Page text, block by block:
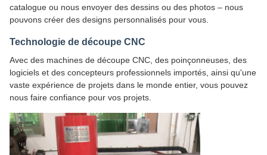
catalogue ou nous envoyer des dessins ou des photos – nous
pouvons créer des designs personnalisés pour vous.
Technologie de découpe CNC
Avec des machines de découpe CNC, des poinçonneuses, des
logiciels et des concepteurs professionnels importés, ainsi qu'une
vaste expérience de projets dans le monde entier, vous pouvez
nous faire confiance pour vos projets.